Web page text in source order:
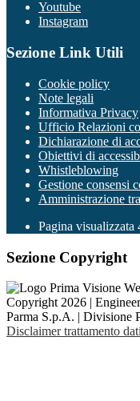
Youtube
Instagram
Sezione Link Utili
Cookie policy
Note legali
Informativa Privacy
Ufficio Relazioni
Dichiarazione di
Obiettivi di
Whistleblowing
Gestione consensi
Amministrazione
Pagina visualizzata
Sezione Copyright
Copyright 2026 |
Parma S.p.A. | Divisione
Disclaimer trattamento